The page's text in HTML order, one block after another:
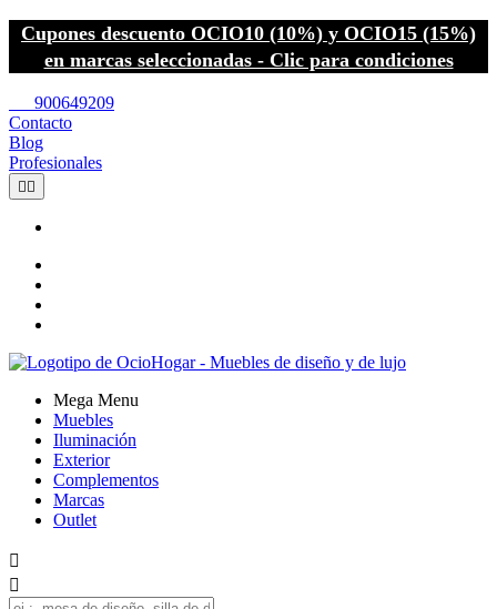
Cupones descuento OCIO10 (10%) y OCIO15 (15%)
en marcas seleccionadas - Clic para condiciones
900649209
Contacto
Blog
Profesionales
 
Mega Menu
Muebles
Iluminación
Exterior
Complementos
Marcas
Outlet

